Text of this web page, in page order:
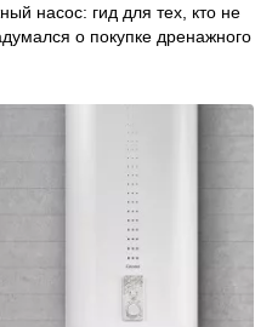
насос: гид для тех, кто не
о покупке дренажного